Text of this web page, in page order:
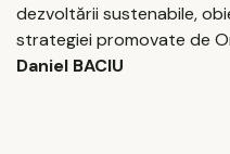
dezvoltării sustenabile,
strategiei promovate de
Daniel BACIU